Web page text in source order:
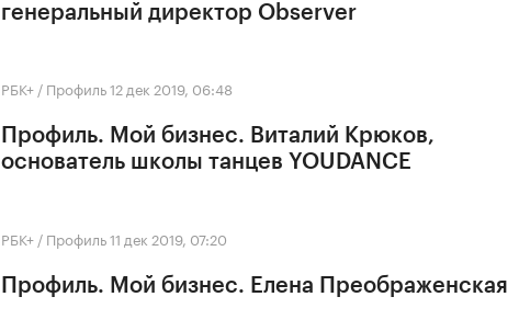
генеральный директор Observer
РБК+ / Профиль12 дек 2019, 06:48
Профиль. Мой бизнес. Виталий Крюков,
основатель школы танцев YOUDANCE
РБК+ / Профиль11 дек 2019, 07:20
Профиль. Мой бизнес. Елена Преображенская